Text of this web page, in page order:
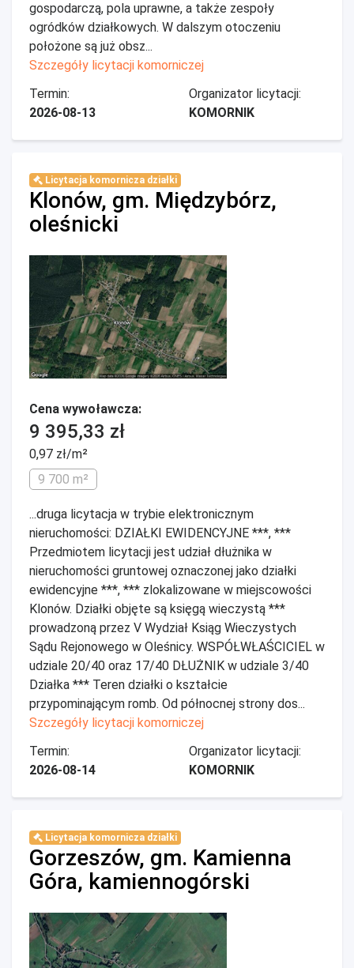
gospodarczą, pola uprawne, a także zespoły
ogródków działkowych. W dalszym otoczeniu
położone są już obsz...
Szczegóły licytacji komorniczej
Termin:
2026-08-13
Organizator licytacji:
KOMORNIK
Licytacja komornicza działki
Klonów, gm. Międzybórz,
oleśnicki
Cena wywoławcza:
9 395,33 zł
0,97 zł/m²
9 700 m²
...druga licytacja w trybie elektronicznym
nieruchomości: DZIAŁKI EWIDENCYJNE ***, ***
Przedmiotem licytacji jest udział dłużnika w
nieruchomości gruntowej oznaczonej jako działki
ewidencyjne ***, *** zlokalizowane w miejscowości
Klonów. Działki objęte są księgą wieczystą ***
prowadzoną przez V Wydział Ksiąg Wieczystych
Sądu Rejonowego w Oleśnicy. WSPÓŁWŁAŚCICIEL w
udziale 20/40 oraz 17/40 DŁUŻNIK w udziale 3/40
Działka *** Teren działki o kształcie
przypominającym romb. Od północnej strony dos...
Szczegóły licytacji komorniczej
Termin:
2026-08-14
Organizator licytacji:
KOMORNIK
Licytacja komornicza działki
Gorzeszów, gm. Kamienna
Góra, kamiennogórski